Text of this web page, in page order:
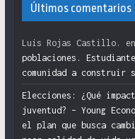
Últimos comentarios
Luis Rojas Castillo. en
poblaciones.
comunidad a construir
Elecciones: ¿Qué
juventud? – Young
el plan que busca